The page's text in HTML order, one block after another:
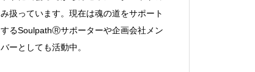
み扱っています。現在は魂の道をサポート
するSoulpathⓇサポーターや企画会社メン
バーとしても活動中。